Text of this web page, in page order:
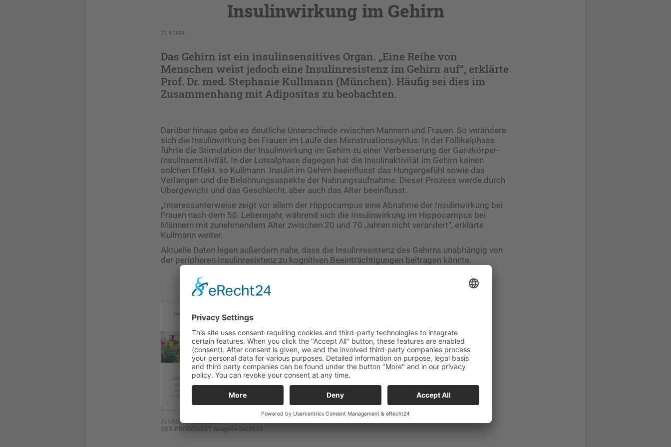
Insulinwirkung im Gehirn
22.5.2024
Das Gehirn ist ein insulinsensitives Organ. „Eine Reihe von
Menschen weist jedoch eine Insulinresistenz im Gehirn auf“, erklärte
Prof. Dr. med. Stephanie Kullmann (München). Häufig sei dies im
Zusammenhang mit Adipositas zu beobachten.
Darüber hinaus gebe es deutliche Unterschiede zwischen Männern und Frauen. So verändere
sich die Insulinwirkung bei Frauen im Laufe des Menstruationszyklus: In der Follikelphase
führte die Stimulation der Insulinwirkung im Gehirn zu einer Verbesserung der Ganzkörper-
Insulinsensitivität. In der Lutealphase dagegen hat die Insulinaktivität im Gehirn keinen
solchen Effekt, so Kullmann. Insulin im Gehirn beeinflusst das Hungergefühl sowie das
Verlangen und die Belohnungsaspekte der Nahrungsaufnahme. Dieser Prozess werde durch
Übergewicht und das Geschlecht, aber auch das Alter beeinflusst.
„Interessanterweise zeigt vor allem der Hippocampus eine Abnahme der Insulinwirkung bei
Frauen nach dem 50. Lebensjahr, während sich die Insulinwirkung im Hippocampus bei
Männern mit zunehmendem Alter zwischen 20 und 70 Jahren nicht verändert“, erklärte
Kullmann weiter.
Aktuelle Daten legen außerdem nahe, dass die Insulinresistenz des Gehirns unabhängig von
der peripheren Insulinresistenz zu kognitiven Beeinträchtigungen beitragen könnte.
Artikel erschienen in
DER PRIVATARZT Ausgabe 04/2024